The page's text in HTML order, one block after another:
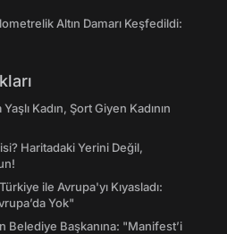
Altın Damarı Keşfedildi:
Kadın, Şort Giyen Kadının
Haritadaki Yerini Değil,
ile Avrupa'yı Kıyasladı:
Yok"
Başkanına: "Manifest’i